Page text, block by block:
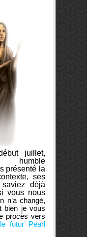
juillet,
humble
présenté la
ses
déjà
vous nous
n’a changé,
bien je vous
procès vers
futur Pearl